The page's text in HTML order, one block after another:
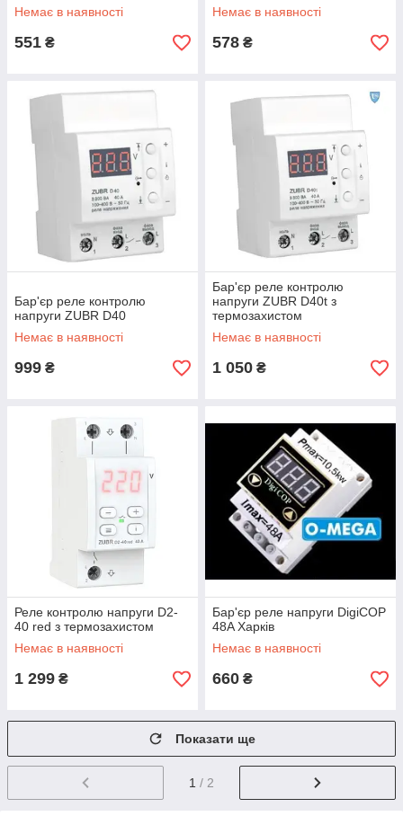
Немає в наявності
551 ₴
Немає в наявності
578 ₴
Бар'єр реле контролю
напруги ZUBR D40
Немає в наявності
999 ₴
Бар'єр реле контролю
напруги ZUBR D40t з
термозахистом
Немає в наявності
1 050 ₴
Реле контролю напруги D2-
40 red з термозахистом
Немає в наявності
1 299 ₴
Бар'єр реле напруги DigiCOP
48A Харків
Немає в наявності
660 ₴
Показати ще
1 / 2